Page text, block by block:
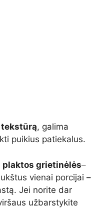
, galima
puikius patiekalus.
plaktos grietinėlės–
vienai porcijai –
Jei norite dar
užbarstykite